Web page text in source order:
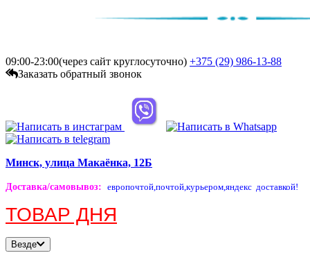
09:00-23:00(через сайт круглосуточно) +375 (29) 986-13-88
Заказать обратный звонок
Минск, улица Макаёнка, 12Б
Доставка/самовывоз: европочтой,почтой,курьером,яндекс доставкой!
ТОВАР ДНЯ
Везде